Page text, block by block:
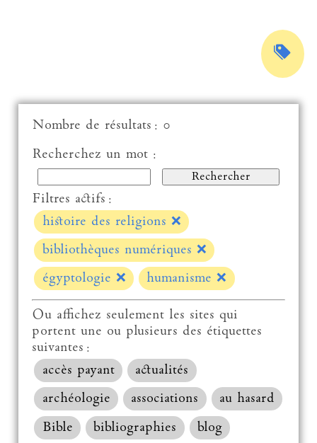
Nombre de résultats : 0
Recherchez un mot :
Filtres actifs :
histoire des religions ❌
bibliothèques numériques ❌
égyptologie ❌ humanisme❌
Ou affichez seulement les sites qui
portent une ou plusieurs des étiquettes
suivantes :
accès payant
actualités
archéologie
associations
au hasard
Bible
bibliographies
blog